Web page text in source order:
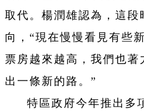
取代。楊潤雄認為，這段
向，“現在慢慢看見有些
票房越來越高，我們也著
出一條新的路。”
特區政府今年推出多